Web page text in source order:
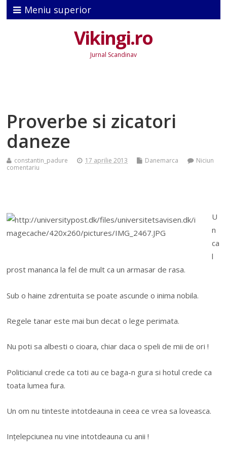
Meniu superior
Vikingi.ro
Jurnal Scandinav
Proverbe si zicatori
daneze
constantin_padure 17 aprilie 2013 Danemarca
Niciun
comentariu
U
n
ca
l
prost mananca la fel de mult ca un armasar de rasa.
Sub o haine zdrentuita se poate ascunde o inima nobila.
Regele tanar este mai bun decat o lege perimata.
Nu poti sa albesti o cioara, chiar daca o speli de mii de ori !
Politicianul crede ca toti au ce baga-n gura si hotul crede ca
toata lumea fura.
Un om nu tinteste intotdeauna in ceea ce vrea sa loveasca.
Ințelepciunea nu vine intotdeauna cu anii !